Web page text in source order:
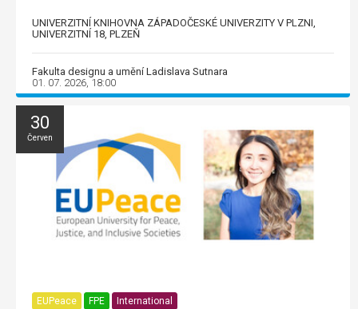
UNIVERZITNÍ KNIHOVNA ZÁPADOČESKÉ UNIVERZITY V PLZNI,
UNIVERZITNÍ 18, PLZEŇ
Fakulta designu a umění Ladislava Sutnara
01. 07. 2026, 18:00
30
Červen
EUPeace FPE International